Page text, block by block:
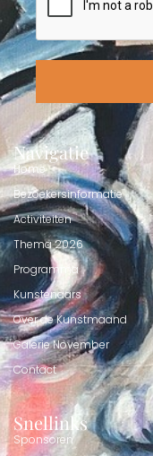
Navigatie
Home
Bezoekersinformatie
Activiteiten
Thema 2026
Programma
Kunstenaars
Over de Kunstmaand
Galerie November
Contact
Snellinks
Sponsoren